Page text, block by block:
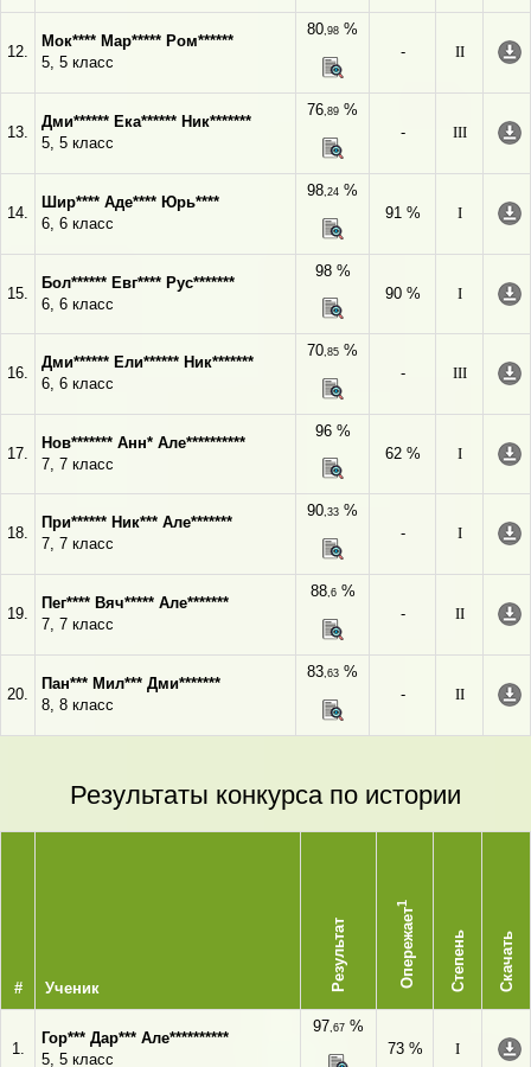
12.
Мок**** Мар***** Ром******
5, 5 класс
80,98 %
-
II
13.
Дми****** Ека****** Ник*******
5, 5 класс
76,89 %
-
III
14.
Шир**** Аде**** Юрь****
6, 6 класс
98,24 %
91 %
I
15.
Бол****** Евг**** Рус*******
6, 6 класс
98 %
90 %
I
16.
Дми****** Ели****** Ник*******
6, 6 класс
70,85 %
-
III
17.
Нов******* Анн* Але**********
7, 7 класс
96 %
62 %
I
18.
При****** Ник*** Але*******
7, 7 класс
90,33 %
-
I
19.
Пег**** Вяч***** Але*******
7, 7 класс
88,6%
-
II
20.
Пан*** Мил*** Дми*******
8, 8 класс
83,63 %
-
II
Результаты конкурса по истории
# Ученик Результат Опережает
1
Степень Скачать
1.
Гор*** Дар*** Але**********
5, 5 класс
97,67 %
73 %
I